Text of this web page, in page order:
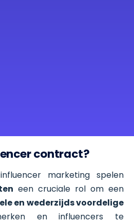
contract?
marketing spelen
een cruciale rol om een
en wederzijds voordelige
en influencers te